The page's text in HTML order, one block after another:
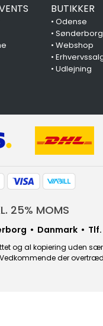
BUTIKKER
•Odense
•Sønderborg
•Webshop
•
•Udlejning
25% MOMS
• Danmark • Tlf.
og al kopiering uden
der